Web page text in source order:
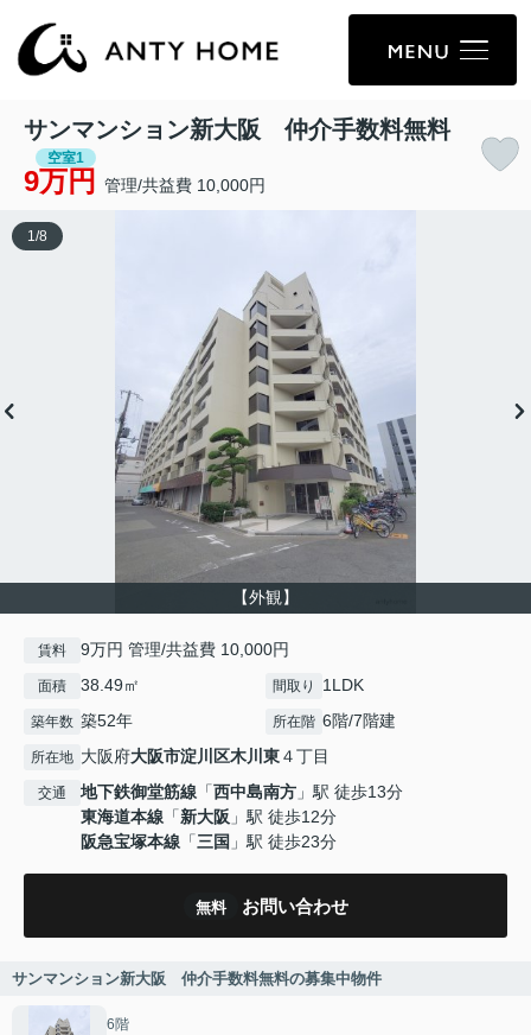
サンマンション新大阪 仲介手数料無料
空室1
9万円 管理/共益費 10,000円
【外観】
1 /8
賃料 9万円 管理/共益費 10,000円
面積 38.49㎡ 間取り 1LDK
築年数 築52年 所在階 6階/7階建
所在地 大阪府大阪市淀川区木川東４丁目
交通 地下鉄御堂筋線 「西中島南方 」駅 徒歩13分
東海道本線 「新大阪 」駅 徒歩12分
阪急宝塚本線 「三国 」駅 徒歩23分
無料 お問い合わせ
サンマンション新大阪 仲介手数料無料の募集中物件
6階